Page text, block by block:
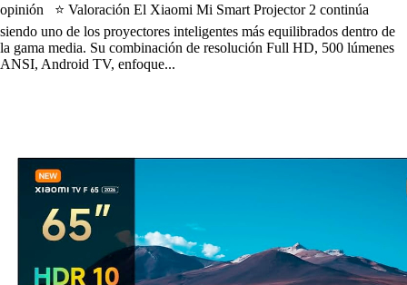
opinión ⭐ Valoración El Xiaomi Mi Smart Projector 2 continúa
siendo uno de los proyectores inteligentes más equilibrados dentro de
la gama media. Su combinación de resolución Full HD, 500 lúmenes
ANSI, Android TV, enfoque...